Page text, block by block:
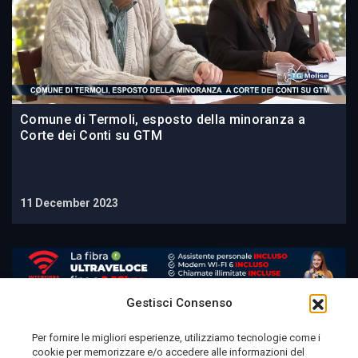
Gestisci Consenso
Per fornire le migliori esperienze, utilizziamo tecnologie come i
cookie per memorizzare e/o accedere alle informazioni del
Comune di Termoli, esposto della minoranza a
Corte dei Conti su GTM
11 December 2023